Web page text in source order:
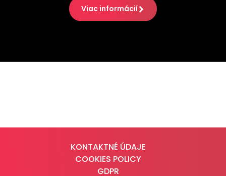
Viac informácií
KONTAKTNÉ ÚDAJE
COOKIES POLICY
GDPR